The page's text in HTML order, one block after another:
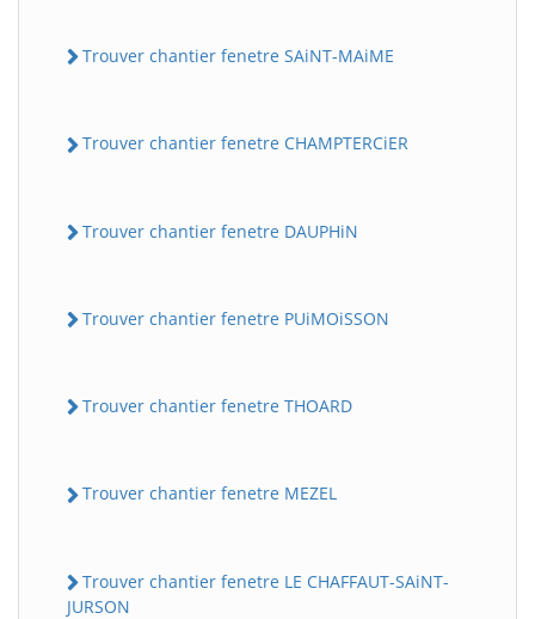
Trouver chantier fenetre SAiNT-MAiME
Trouver chantier fenetre CHAMPTERCiER
Trouver chantier fenetre DAUPHiN
Trouver chantier fenetre PUiMOiSSON
Trouver chantier fenetre THOARD
Trouver chantier fenetre MEZEL
Trouver chantier fenetre LE CHAFFAUT-SAiNT-
JURSON